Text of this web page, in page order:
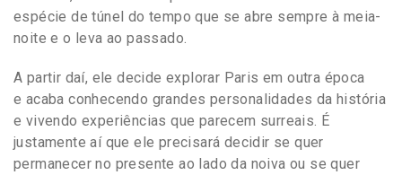
espécie de túnel do tempo que se abre sempre à meia-
noite e o leva ao passado.
A partir daí, ele decide explorar Paris em outra época
e acaba conhecendo grandes personalidades da história
e vivendo experiências que parecem surreais. É
justamente aí que ele precisará decidir se quer
permanecer no presente ao lado da noiva ou se quer